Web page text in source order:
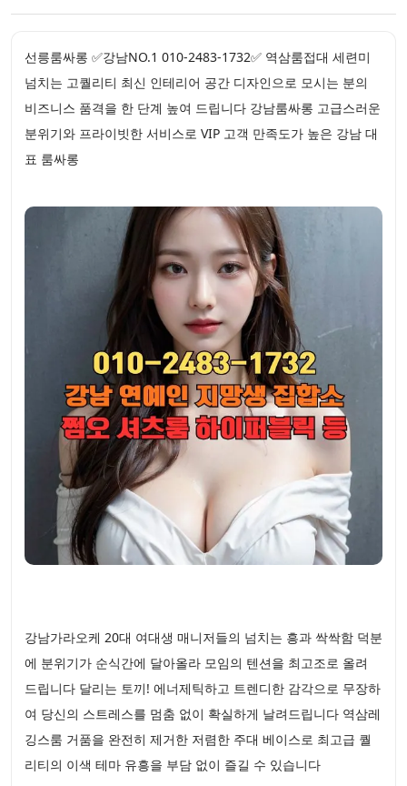
선릉룸싸롱 ✅강남NO.1 010-2483-1732✅ 역삼룸접대 세련미
넘치는 고퀄리티 최신 인테리어 공간 디자인으로 모시는 분의
비즈니스 품격을 한 단계 높여 드립니다 강남룸싸롱 고급스러운
분위기와 프라이빗한 서비스로 VIP 고객 만족도가 높은 강남 대
표 룸싸롱
강남가라오케 20대 여대생 매니저들의 넘치는 흥과 싹싹함 덕분
에 분위기가 순식간에 달아올라 모임의 텐션을 최고조로 올려
드립니다 달리는 토끼! 에너제틱하고 트렌디한 감각으로 무장하
여 당신의 스트레스를 멈춤 없이 확실하게 날려드립니다 역삼레
깅스룸 거품을 완전히 제거한 저렴한 주대 베이스로 최고급 퀄
리티의 이색 테마 유흥을 부담 없이 즐길 수 있습니다